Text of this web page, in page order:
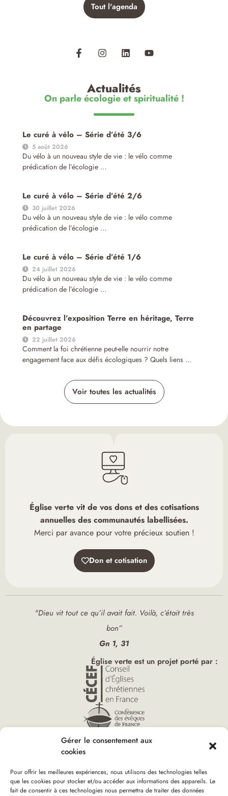
Gérer le consentement aux
cookies
Pour offrir les meilleures expériences, nous utilisons des technologies telles
que les cookies pour stocker et/ou accéder aux informations des appareils. Le
fait de consentir à ces technologies nous permettra de traiter des données
Tout l'agenda
Actualités
On parle écologie et spiritualité !
Le curé à vélo – Série d’été 3/6
5 août 2026
Du vélo à un nouveau style de vie : le vélo comme
prédication de l’écologie …
Le curé à vélo – Série d’été 2/6
30 juillet 2026
Du vélo à un nouveau style de vie : le vélo comme
prédication de l’écologie …
Le curé à vélo – Série d’été 1/6
24 juillet 2026
Du vélo à un nouveau style de vie : le vélo comme
prédication de l’écologie …
Découvrez l’exposition Terre en héritage, Terre
en partage
22 juillet 2026
Comment la foi chrétienne peut-elle nourrir notre
engagement face aux défis écologiques ? Quels liens …
Voir toutes les actualités
Église verte vit de vos dons et des cotisations
annuelles des communautés labellisées.
Merci par avance pour votre précieux soutien !
Don et cotisation
"Dieu vit tout ce qu’il avait fait. Voilà, c’était très
bon”
Gn 1, 31
Église verte est un projet porté par :